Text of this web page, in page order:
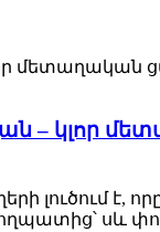
– կլոր
լուծում
սև